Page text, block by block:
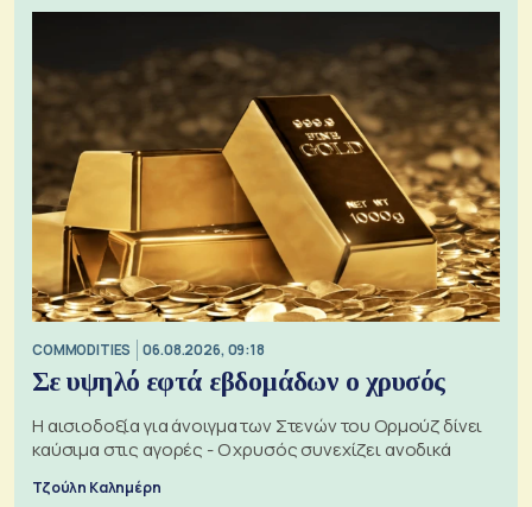
COMMODITIES 06.08.2026, 09:18
Σε υψηλό εφτά εβδομάδων ο χρυσός
Η αισιοδοξία για άνοιγμα των Στενών του Ορμούζ δίνει
καύσιμα στις αγορές - Ο χρυσός συνεχίζει ανοδικά
Τζούλη Καλημέρη